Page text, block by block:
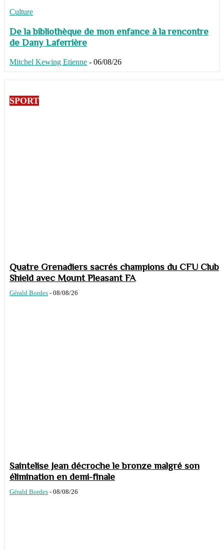
Culture
De la bibliothèque de mon enfance à la rencontre
de Dany Laferrière
Mitchel Kewing Etienne - 06/08/26
SPORT
Quatre Grenadiers sacrés champions du CFU Club
Shield avec Mount Pleasant FA
Gérald Bordes - 08/08/26
Saintelise Jean décroche le bronze malgré son
élimination en demi-finale
Gérald Bordes - 08/08/26